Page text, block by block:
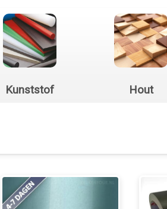
Kunststof Hout